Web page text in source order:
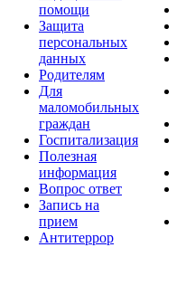
помощи
Защита
персональных
данных
Родителям
Для
маломобильных
граждан
Госпитализация
Полезная
информация
Вопрос ответ
Запись на
прием
Антитеррор